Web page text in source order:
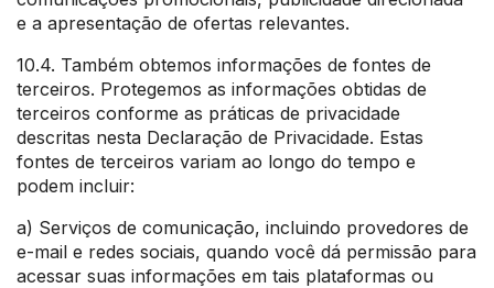
e a apresentação de ofertas relevantes.
10.4. Também obtemos informações de fontes de
terceiros. Protegemos as informações obtidas de
terceiros conforme as práticas de privacidade
descritas nesta Declaração de Privacidade. Estas
fontes de terceiros variam ao longo do tempo e
podem incluir:
a) Serviços de comunicação, incluindo provedores de
e-mail e redes sociais, quando você dá permissão para
acessar suas informações em tais plataformas ou